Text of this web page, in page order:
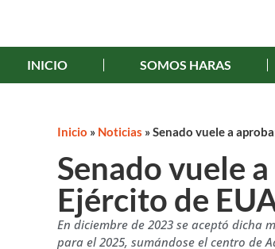
INICIO SOMOS HARAS
Inicio » Noticias »Senado vuele a
Senado vuele
Ejército de
En diciembre de 2023 se aceptó dicha
para el 2025, sumándose el centro de